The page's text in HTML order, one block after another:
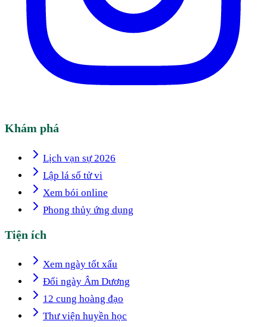
Khám phá
Lịch vạn sự 2026
Lập lá số tử vi
Xem bói online
Phong thủy ứng dụng
Tiện ích
Xem ngày tốt xấu
Đổi ngày Âm Dương
12 cung hoàng đạo
Thư viện huyền học